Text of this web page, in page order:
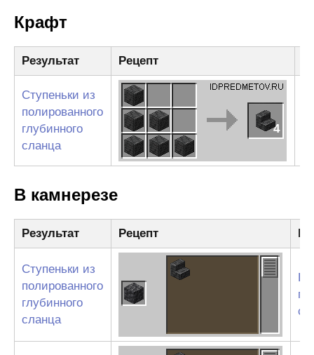
Крафт
Результат Рецепт
Ступеньки из
полированного
глубинного
сланца
4
В камнерезе
Результат Рецепт
Ступеньки из
полированного
глубинного
сланца